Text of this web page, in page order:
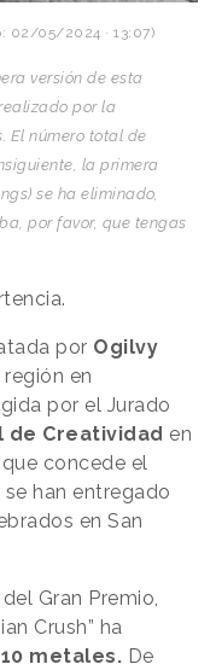
02/05/2024 · 13:07)
versión de esta
por la
El número total de
la primera
se ha eliminado,
por favor, que tengas
por Ogilvy
en
por el Jurado
de Creatividad en
concede el
han entregado
en San
Gran Premio,
Crush” ha
10 metales. De